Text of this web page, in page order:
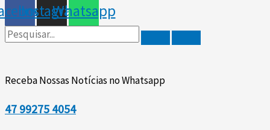
InstagramWhatsapp
Receba Nossas Notícias no Whatsapp
47 99275 4054